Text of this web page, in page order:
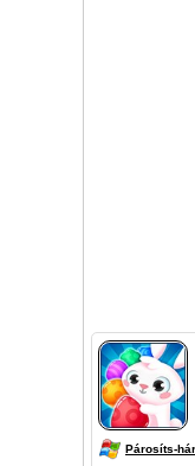
Párosíts-